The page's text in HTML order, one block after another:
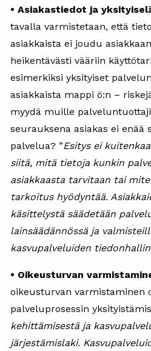
• Asiakastiedot ja
tavalla varmistetaan, että
asiakkaista ei joudu
heikentävästi vääriin
esimerkiksi yksityiset
asiakkaista mappi ö:n –
myydä muille
seurauksena asiakas ei enää
palvelua? ”Esitys ei
siitä, mitä tietoja kunkin
asiakkaasta tarvitaan tai
tarkoitus hyödyntää.
käsittelystä säädetään
lainsäädännössä ja
kasvupalveluiden
• Oikeusturvan
oikeusturvan varmistaminen
palveluprosessin
kehittämisestä ja
järjestämislaki.